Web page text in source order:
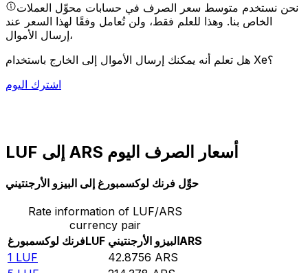
نحن نستخدم متوسط سعر الصرف في حسابات محوِّل العملات
الخاص بنا. وهذا للعلم فقط، ولن تُعامل وفقًا لهذا السعر عند
إرسال الأموال،
هل تعلم أنه يمكنك إرسال الأموال إلى الخارج باستخدام Xe؟
اشترك اليوم
LUF إلى ARS أسعار الصرف اليوم
حوِّل فرنك لوكسمبورغ إلى البيزو الأرجنتيني
Rate information of LUF/ARS
currency pair
فرنك لوكسمبورغLUF البيزو الأرجنتينيARS
1 LUF 42.8756 ARS